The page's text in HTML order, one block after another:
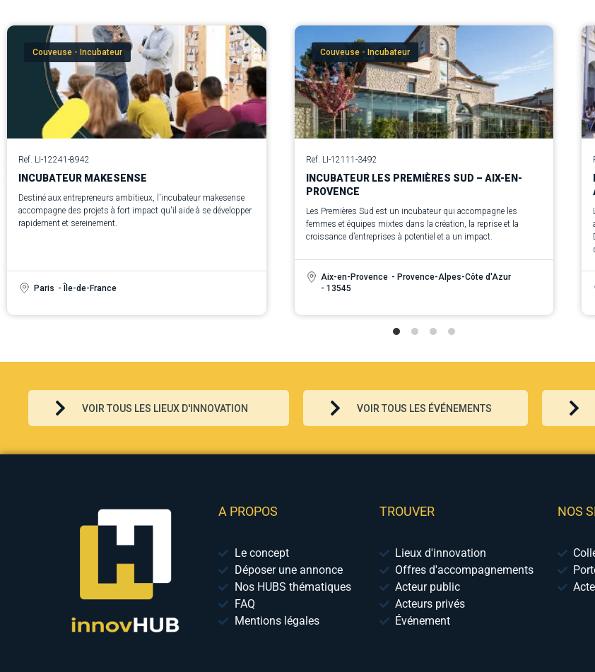
Couveuse - Incubateur
Ref. LI-12241-8942
INCUBATEUR MAKESENSE
Destiné aux entrepreneurs ambitieux, l'incubateur makesense
accompagne des projets à fort impact qu'il aide à se développer
rapidement et sereinement.
Paris - Île-de-France
Couveuse - Incubateur
Ref. LI-12111-3492
INCUBATEUR LES PREMIÈRES SUD – AIX-EN-
PROVENCE
Les Premières Sud est un incubateur qui accompagne les
femmes et équipes mixtes dans la création, la reprise et la
croissance d’entreprises à potentiel et a un impact.
Aix-en-Provence - Provence-Alpes-Côte d'Azur
- 13545
VOIR TOUS LES LIEUX D'INNOVATION VOIR TOUS LES ÉVÉNEMENTS
A PROPOS
Le concept
Déposer une annonce
Nos HUBS thématiques
FAQ
Mentions légales
TROUVER
Lieux d'innovation
Offres d'accompagnements
Acteur public
Acteurs privés
Événement
NOS